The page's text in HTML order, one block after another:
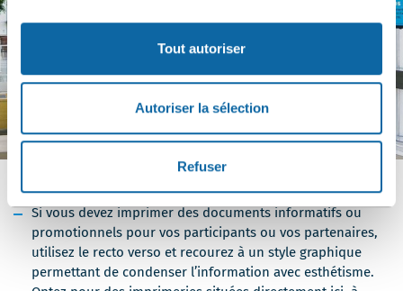
Tout autoriser
Autoriser la sélection
Refuser
Si vous devez imprimer des documents informatifs ou
promotionnels pour vos participants ou vos partenaires,
utilisez le recto verso et recourez à un style graphique
permettant de condenser l’information avec esthétisme.